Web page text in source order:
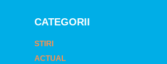
CATEGORII
STIRI
ACTUAL